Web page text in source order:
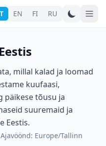
EN FI RU
millal kalad ja loomad
kuufaasi,
päikese tõusu ja
suuremaid ja
Eestis.
Ajavöönd: Europe/Tallinn